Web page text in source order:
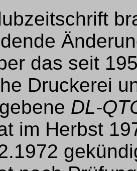
das seit
Druckerei
DL-
im Herbst